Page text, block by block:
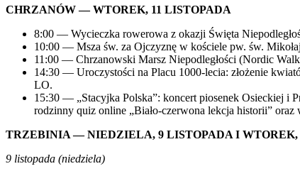
CHRZANÓW — WTOREK, 11 LISTOPADA
8:00 — Wycieczka rowerowa z okazji Święta
10:00 — Msza św. za Ojczyznę w kościele pw. św.
11:00 — Chrzanowski Marsz Niepodległości (Nordic
14:30 — Uroczystości na Placu 1000-lecia: złożenie
LO.
15:30 — „Stacyjka Polska”: koncert piosenek Osieckiej i
rodzinny quiz online „Biało-czerwona lekcja historii”
TRZEBINIA — NIEDZIELA, 9 LISTOPADA I WTOREK,
9 listopada (niedziela)